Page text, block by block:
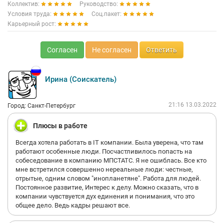
Коллектив:
Руководство:
Условия труда:
Соц.пакет:
Карьерный рост:
Согласен Не согласен Ответить
Ирина (Соискатель)
Город: Санкт-Петербург 21:16 13.03.2022
Плюсы в работе
Всегда хотела работать в IT компании. Была уверена, что там
работают особенные люди. Посчастливилось попасть на
собеседование в компанию МПСТАТС. Я не ошиблась. Все кто
мне встретился совершенно нереальные люди: честные,
отрытые, одним словом "инопланетяне". Работа для людей.
Постоянное развитие, Интерес к делу. Можно сказать, что в
компании чувствуется дух единения и понимания, что это
общее дело. Ведь кадры решают все.